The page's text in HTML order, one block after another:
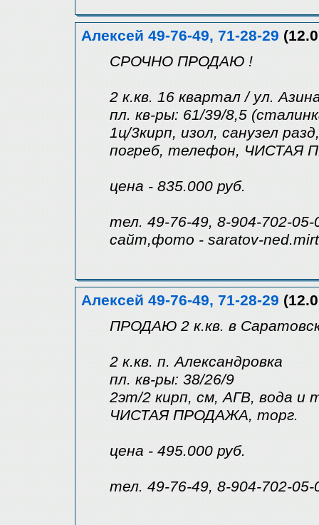
Алексей 49-76-49, 71-28-29
СРОЧНО ПРОДАЮ !
2 к.кв. 16 квартал / ул.
пл. кв-ры: 61/39/8,5
1ц/3кирп, изол, санузел
погреб, телефон, ЧИСТАЯ
цена - 835.000 руб.
тел. 49-76-49, 8-904-702-05-
сайт,фото - saratov-
Алексей 49-76-49, 71-28-29
ПРОДАЮ 2 к.кв. в
2 к.кв. п. Александровка
пл. кв-ры: 38/26/9
2эт/2 кирп, см, АГВ, вода и
ЧИСТАЯ ПРОДАЖА, торг.
цена - 495.000 руб.
тел. 49-76-49, 8-904-702-05-